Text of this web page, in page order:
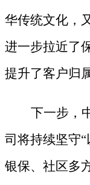
华传统文化，
进一步拉近了
提升了客户归
下一步，
司将持续坚守
银保、社区多